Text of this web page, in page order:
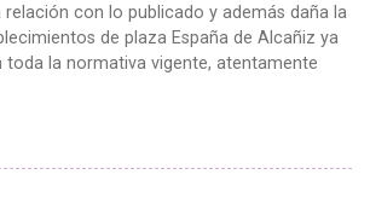
con lo publicado y además daña la
de plaza España de Alcañiz ya
la normativa vigente, atentamente